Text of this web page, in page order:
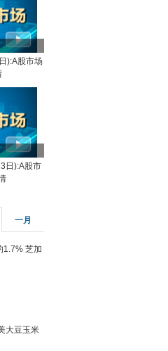
):A股市场
日):A股市
一月
1.7% 芝加
大豆玉米